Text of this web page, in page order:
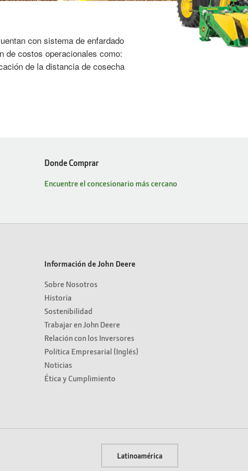
con sistema de enfardado
de costos operacionales como:
de la distancia de cosecha
Donde Comprar
Encuentre el concesionario más cercano
Información de John Deere
Sobre Nosotros
Historia
Sostenibilidad
Trabajar en John Deere
Relación con los Inversores
Política Empresarial (Inglés)
Noticias
Ética y Cumplimiento
Latinoamérica